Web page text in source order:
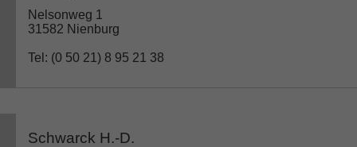
Nelsonweg 1
31582 Nienburg
Tel: (0 50 21) 8 95 21 38
Schwarck H.-D.